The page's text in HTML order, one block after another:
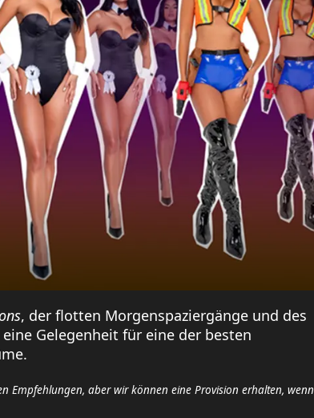
, der flotten Morgenspaziergänge und des
eine Gelegenheit für eine der besten
Empfehlungen, aber wir können eine Provision erhalten, wenn